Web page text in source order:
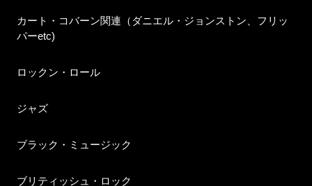
カート・コバーン関連（ダニエル・ジョンストン、フリッ
パーetc)
ロックン・ロール
ジャズ
ブラック・ミュージック
ブリティッシュ・ロック